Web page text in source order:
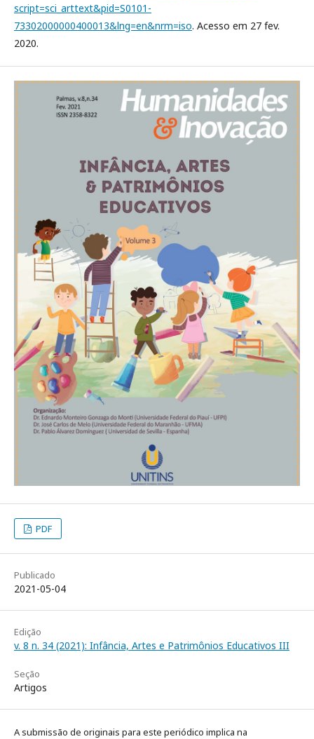
script=sci_arttext&pid=S0101-
73302000000400013&lng=en&nrm=iso. Acesso em 27 fev.
2020.
PDF
Publicado
2021-05-04
Edição
v. 8 n. 34 (2021): Infância, Artes e Patrimônios Educativos III
Seção
Artigos
A submissão de originais para este periódico implica na